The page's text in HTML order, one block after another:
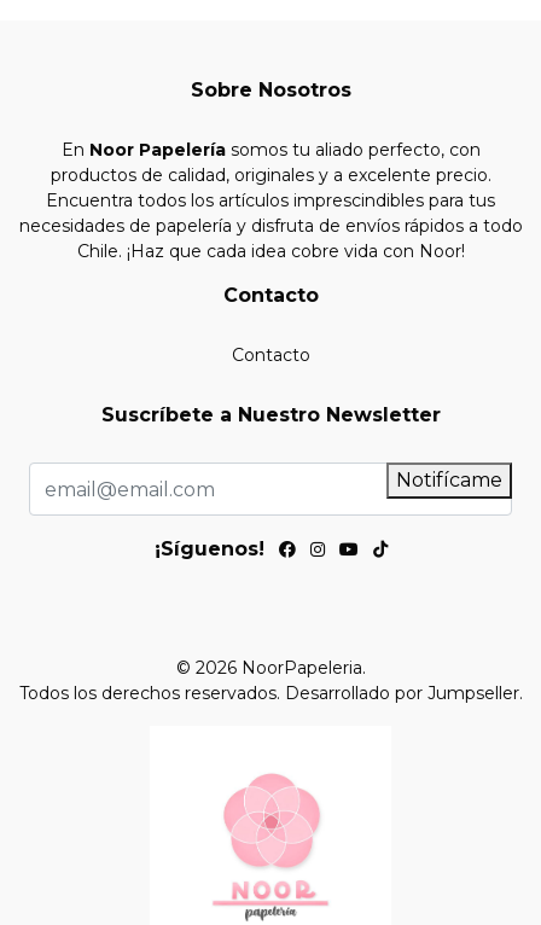
Sobre Nosotros
En Noor Papeleríasomos tu aliado perfecto, con
productos de calidad, originales y a excelente precio.
Encuentra todos los artículos imprescindibles para tus
necesidades de papelería y disfruta de envíos rápidos a todo
Chile. ¡Haz que cada idea cobre vida con Noor!
Contacto
Contacto
Suscríbete a Nuestro Newsletter
Notifícame
¡Síguenos!
© 2026 NoorPapeleria.
Todos los derechos reservados. Desarrollado por Jumpseller.